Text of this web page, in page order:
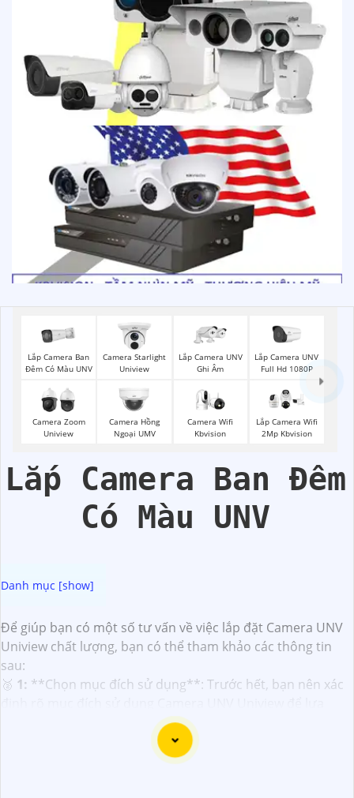
Lắp Camera Ban
Đêm Có Màu UNV
Camera Starlight
Uniview
Lắp Camera UNV
Ghi Âm
Lắp Camera UNV
Full Hd 1080P
Camera Zoom
Uniview
Camera Hồng
Ngoại UMV
Camera Wifi
Kbvision
Lắp Camera Wifi
2Mp Kbvision
Lắp Camera Ban Đêm
Có Màu UNV
Để giúp bạn có một số tư vấn về việc lắp đặt Camera UNV
Uniview chất lượng, bạn có thể tham khảo các thông tin
sau:
️🥈 1: **Chọn mục đích sử dụng**: Trước hết, bạn nên xác
chọn loại Camera phù hợp với nhu cầu của bạn như giám
**Chọn mô hình Camera**: UNV Uniview cung cấp